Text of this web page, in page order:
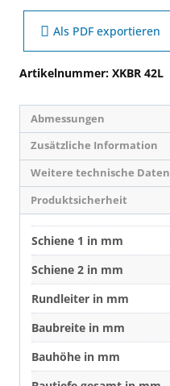
Als PDF exportieren
Artikelnummer: XKBR 42L
Abmessungen
Zusätzliche Information
Weitere technische Daten
Produktsicherheit
Schiene 1 in mm
Schiene 2 in mm
Rundleiter in mm
Baubreite in mm
Bauhöhe in mm